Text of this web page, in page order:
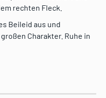
rechten Fleck.
Beileid aus und
Charakter. Ruhe in